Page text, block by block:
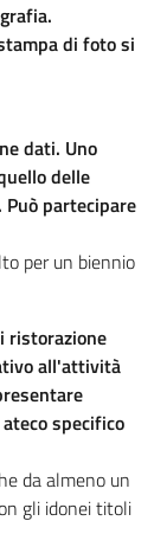
di foto si
dati. Uno
delle
partecipare
per un biennio
ristorazione
all'attività
specifico
da almeno un
gli idonei titoli